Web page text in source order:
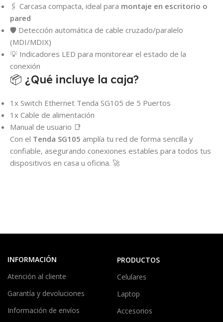
🖇️ Carcasa compacta, ideal para montaje en escritorio o
pared
🛡️ Detección automática de cable cruzado/paralelo
(MDI/MDIX)
💡 Indicadores LED para monitorear el estado de la
conexión
📦 ¿Qué incluye la caja?
1x Switch Ethernet Tenda SG105 de 5 Puertos
1x Cable de alimentación
Manual de usuario 📑
Con el Tenda SG105 amplía tu red de forma sencilla y
confiable, asegurando conexiones estables para todos tus
dispositivos en casa u oficina. 🚀
INFORMACIÓN
Atención al cliente
Garantía y devoluciones
Información de envíos
PRODUCTOS
Celulares
Laptop
Accesorios